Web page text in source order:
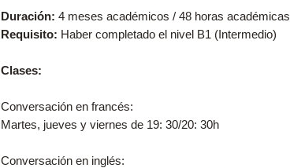
Duración: 4 meses académicos / 48 horas académicas
Requisito: Haber completado el nivel B1 (Intermedio)
Clases:
Conversación en francés:
Martes, jueves y viernes de 19: 30/20: 30h
Conversación en inglés: